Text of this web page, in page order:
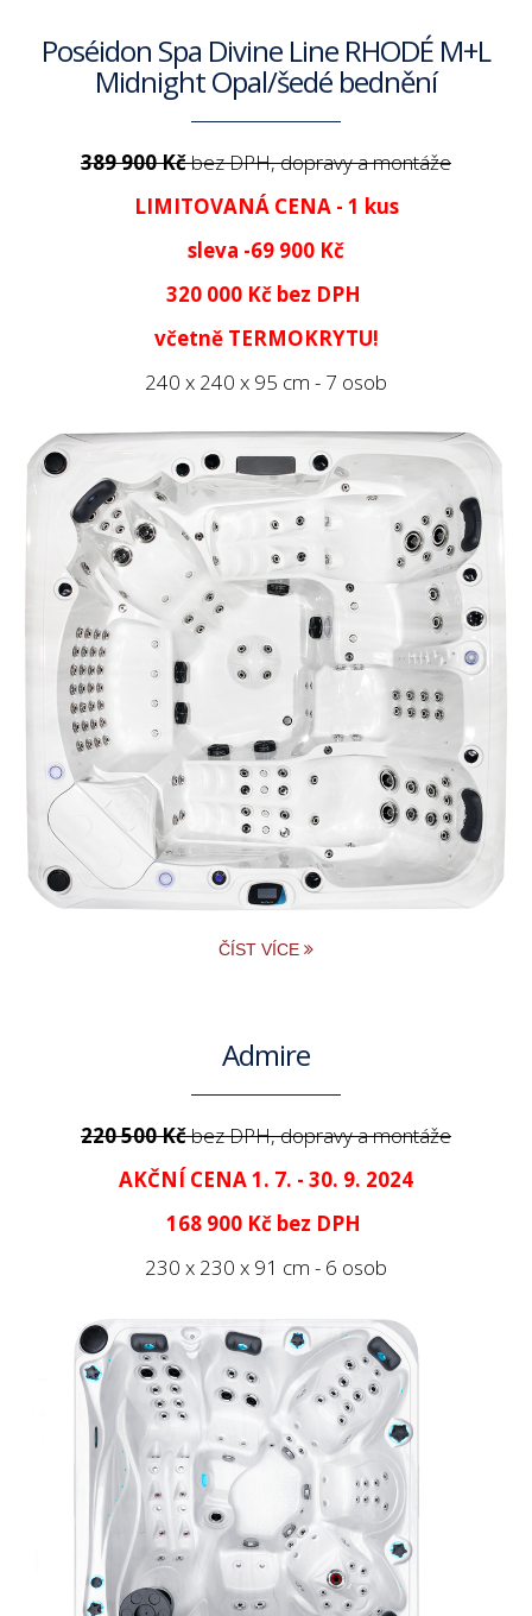
Poséidon Spa Divine Line RHODÉ M+L
Midnight Opal/šedé bednění
389 900 Kčbez DPH, dopravy a montáže
LIMITOVANÁ CENA - 1 kus
sleva -69 900 Kč
320 000 Kč bez DPH
včetně TERMOKRYTU!
240 x 240 x 95 cm - 7 osob
ČÍST VÍCE
Admire
220 500 Kčbez DPH, dopravy a montáže
AKČNÍ CENA 1. 7. - 30. 9. 2024
168 900 Kč bez DPH
230 x 230 x 91 cm - 6 osob